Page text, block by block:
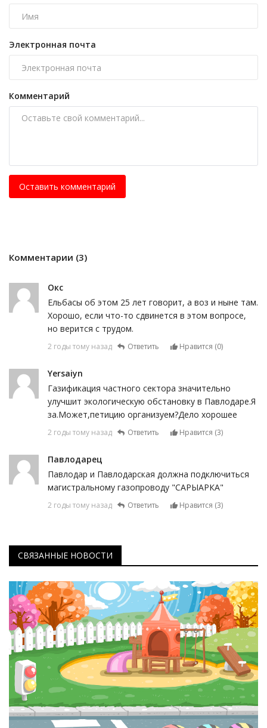
Электронная почта
Комментарий
Оставить комментарий
Комментарии (3)
Окс
Ельбасы об этом 25 лет говорит, а воз и ныне там.
Хорошо, если что-то сдвинется в этом вопросе,
но верится с трудом.
2 годы тому назад Ответить Нравится (0)
Yersaiyn
Газификация частного сектора значительно
улучшит экологическую обстановку в Павлодаре.Я
за.Может,петицию организуем?Дело хорошее
2 годы тому назад Ответить Нравится (3)
Павлодарец
Павлодар и Павлодарская должна подключиться
магистральному газопроводу "САРЫАРКА"
2 годы тому назад Ответить Нравится (3)
СВЯЗАННЫЕ НОВОСТИ